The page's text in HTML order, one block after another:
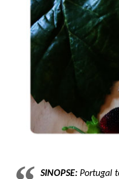
SINOPSE: Portugal